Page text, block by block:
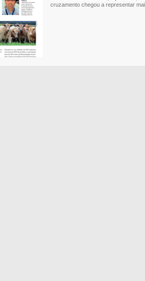
cruzamento chegou a representar